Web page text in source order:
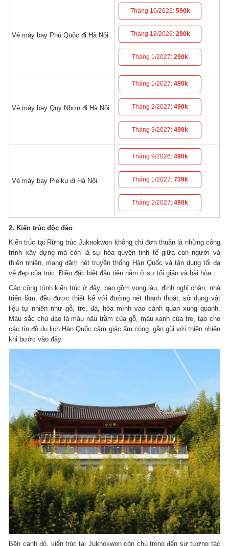
Vé máy bay Phú Quốc đi Hà Nội
Tháng 10/2026: 590k
Tháng 12/2026: 290k
Tháng 1/2027:290k
Vé máy bay Quy Nhơn đi Hà Nội
Tháng 1/2027:490k
Tháng 2/2027:490k
Tháng 3/2027:490k
Vé máy bay Pleiku đi Hà Nội
Tháng 9/2026:490k
Tháng 1/2027:739k
Tháng 2/2027:490k
2. Kiến trúc độc đáo
Kiến trúc tại Rừng trúc Juknokwon không chỉ đơn thuần là những công
trình xây dựng mà còn là sự hòa quyện tinh tế giữa con người và
thiên nhiên, mang đậm nét truyền thống Hàn Quốc và tận dụng tối đa
vẻ đẹp của trúc. Điều đặc biệt đầu tiên nằm ở sự tối giản và hài hòa.
Các công trình kiến trúc ở đây, bao gồm vọng lâu, đình nghỉ chân, nhà
triển lãm, đều được thiết kế với đường nét thanh thoát, sử dụng vật
liệu tự nhiên như gỗ, tre, đá, hòa mình vào cảnh quan xung quanh.
Màu sắc chủ đạo là màu nâu trầm của gỗ, màu xanh của tre, tạo cho
các tín đồ du lịch Hàn Quốc cảm giác ấm cúng, gần gũi với thiên nhiên
khi bước vào đây.
Bên cạnh đó, kiến trúc tại Juknokwon còn chú trọng đến sự tương tác